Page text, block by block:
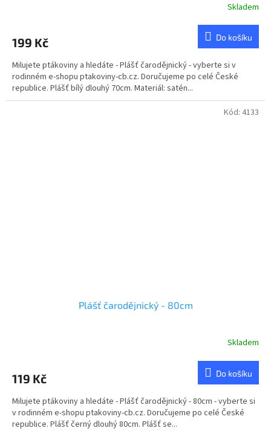
Skladem
199 Kč Do košíku
Milujete ptákoviny a hledáte - Plášť čarodějnický - vyberte si v
rodinném e-shopu ptakoviny-cb.cz. Doručujeme po celé České
republice. Plášť bílý dlouhý 70cm. Materiál: satén...
Plášť čarodějnický - 80cm
Skladem
119 Kč Do košíku
Milujete ptákoviny a hledáte - Plášť čarodějnický - 80cm - vyberte si
v rodinném e-shopu ptakoviny-cb.cz. Doručujeme po celé České
republice. Plášť černý dlouhý 80cm. Plášť se...
Kód: 4133